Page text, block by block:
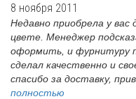
8 ноября 2011
Недавно приобрела у
цвете. Менеджер
оформить, и фурнитуру
сделал качественно и
спасибо за доставку,
полностью